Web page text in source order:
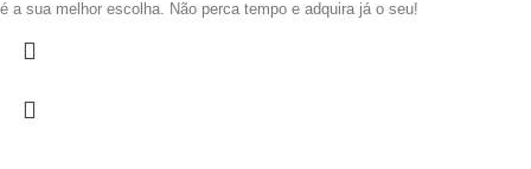
é a sua melhor escolha. Não perca tempo e adquira já o seu!